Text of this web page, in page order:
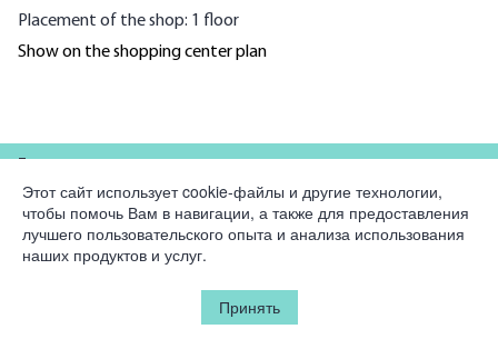
Placement of the shop: 1 floor
Show on the shopping center plan
Company
Legal information
Этот сайт использует cookie-файлы и другие технологии,
чтобы помочь Вам в навигации, а также для предоставления
лучшего пользовательского опыта и анализа использования
наших продуктов и услуг.
Принять